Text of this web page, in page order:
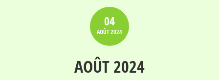
04
AOÛT2024
AOÛT 2024